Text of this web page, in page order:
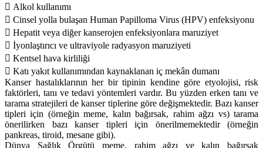
 Alkol kullanımı
 Cinsel yolla bulaşan Human Papilloma Virus (HPV) enfeksiyonu
 Hepatit veya diğer kanserojen enfeksiyonlara maruziyet
 İyonlaştırıcı ve ultraviyole radyasyon maruziyeti
 Kentsel hava kirliliği
 Katı yakıt kullanımından kaynaklanan iç mekân dumanı
Kanser hastalıklarının her bir tipinin kendine göre etyolojisi, risk
faktörleri, tanı ve tedavi yöntemleri vardır. Bu yüzden erken tanı ve
tarama stratejileri de kanser tiplerine göre değişmektedir. Bazı kanser
tipleri için (örneğin meme, kalın bağırsak, rahim ağzı vs) tarama
önerilirken bazı kanser tipleri için önerilmemektedir (örneğin
pankreas, tiroid, mesane gibi).
Dünya Sağlık Örgütü meme, rahim ağzı ve kalın bağırsak